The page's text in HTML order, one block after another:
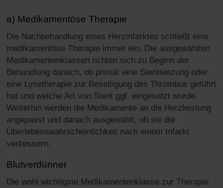
a) Medikamentöse Therapie
Die Nachbehandlung eines Herzinfarktes schließt eine
medikamentöse Therapie immer ein. Die ausgewählten
Medikamentenklassen richten sich zu Beginn der
Behandlung danach, ob primär eine Stentsetzung oder
eine Lysetherapie zur Beseitigung des Thrombus geführt
hat und welche Art von Stent ggf. eingesetzt wurde.
Weiterhin werden die Medikamente an die Herzleistung
angepasst und danach ausgewählt, ob sie die
Überlebenswahrscheinlichkeit nach einem Infarkt
verbessern.
Blutverdünner
Die wohl wichtigste Medikamentenklasse zur Therapie